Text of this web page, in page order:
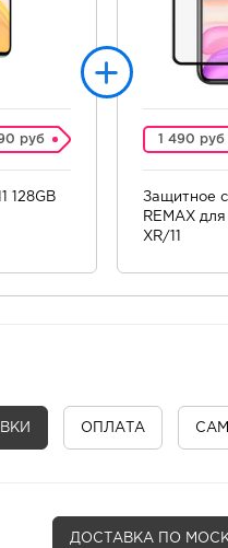
руб
128GB
1 490 руб
Защитное
REMAX
XR/11
ОПЛАТА
ДОСТАВКА ПО